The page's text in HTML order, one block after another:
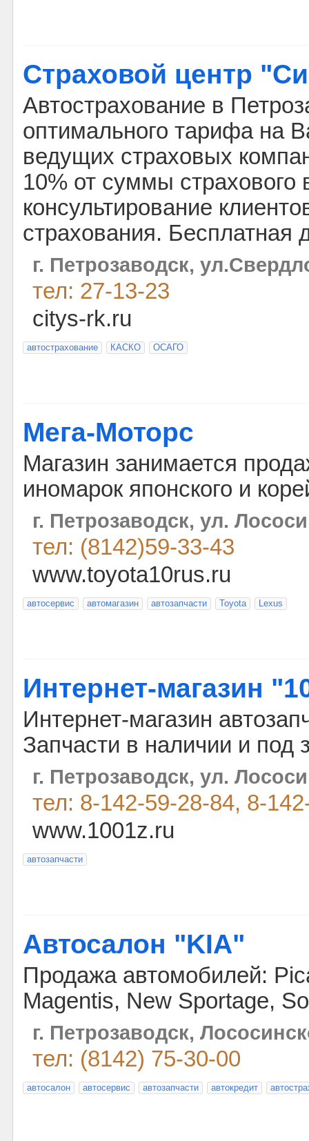
Страховой центр
Автострахование в
оптимального тарифа на
ведущих страховых
10% от суммы страхового
консультирование
страхования. Бесплатная
г. Петрозаводск,
тел: 27-13-23
citys-rk.ru
автострахование КАСКО ОСАГО
Мега-Моторс
Магазин занимается
иномарок японского и
г. Петрозаводск, ул.
тел: (8142)59-33-43
www.toyota10rus.ru
автосервис автомагазин автозапчасти Toyota Lexus
Интернет-магазин
Интернет-магазин
Запчасти в наличии и под
г. Петрозаводск, ул.
тел: 8-142-59-28-84, 8-
www.1001z.ru
автозапчасти
Автосалон "KIA"
Продажа автомобилей:
Magentis, New Sportage,
г. Петрозаводск,
тел: (8142) 75-30-00
автосалон автосервис автозапчасти автокредит